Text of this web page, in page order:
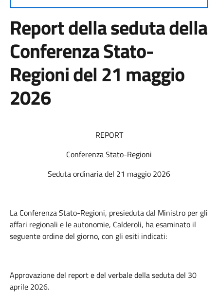
Report della seduta della
Conferenza Stato-
Regioni del 21 maggio
2026
REPORT
Conferenza Stato-Regioni
Seduta ordinaria del 21 maggio 2026
La Conferenza Stato-Regioni, presieduta dal Ministro per gli
affari regionali e le autonomie, Calderoli, ha esaminato il
seguente ordine del giorno, con gli esiti indicati:
Approvazione del report e del verbale della seduta del 30
aprile 2026.